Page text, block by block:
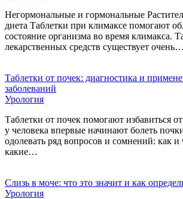
Негормональные и гормональные
диета Таблетки при климаксе помогают
состояние организма во время климакса.
лекарственных средств существует очень…
Таблетки от почек: диагностика и
заболеваний
Урология
Таблетки от почек помогают избавиться
у человека впервые начинают болеть
одолевать ряд вопросов и сомнений: как и
какие…
Слизь в моче: что это значит и как
Урология